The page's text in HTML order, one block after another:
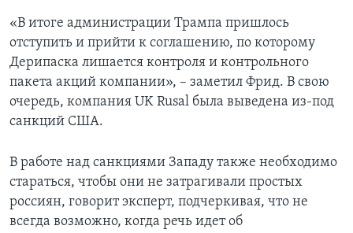
«В итоге администрации Трампа пришлось
отступить и прийти к соглашению, по которому
Дерипаска лишается контроля и контрольного
пакета акций компании», – заметил Фрид. В свою
очередь, компания UK Rusal была выведена из-под
санкций США.
В работе над санкциями Западу также необходимо
стараться, чтобы они не затрагивали простых
россиян, говорит эксперт, подчеркивая, что не
всегда возможно, когда речь идет об